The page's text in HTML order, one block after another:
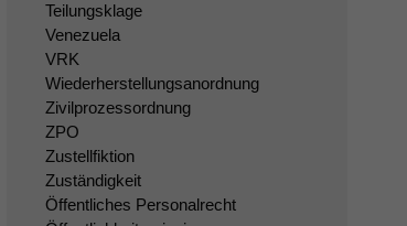
Teilungsklage
Venezuela
VRK
Wiederherstellungsanordnung
Zivilprozessordnung
ZPO
Zustellfiktion
Zuständigkeit
Öffentliches Personalrecht